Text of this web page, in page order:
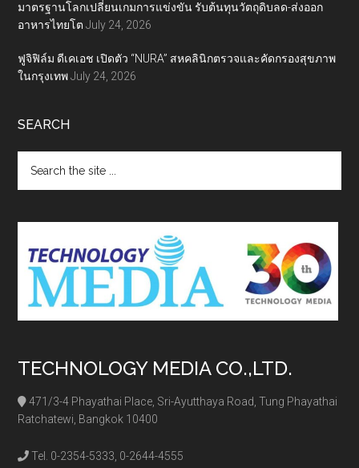
มาตรฐานโลกเปลี่ยนเกมการแข่งขัน รับต้นทุนวัตถุดิบลด-ส่งออก
อาหารไทยโต July 24, 2026
ฟูจิฟิล์ม ดีเคเอช เปิดตัว “NURA” สหคลินิกตรวจและคัดกรองสุขภาพ
ในกรุงเทพ July 24, 2026
SEARCH
the
TECHNOLOGY MEDIA CO.,LTD.
471/3-4 Phayathai Place, Sri-Ayutthaya Road, Tung Phayathai
Ratchatewi, Bangkok 10400
Tel. 0-2354-5333, 0-2644-4555